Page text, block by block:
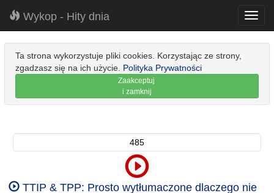
Wykop - Hity dnia
Ta strona wykorzystuje pliki cookies. Korzystając ze strony,
zgadzasz się na ich użycie. Polityka Prywatności
Zaakceptuj
i zamknij
485
TTIP & TPP: Prosto wytłumaczone dlaczego nie